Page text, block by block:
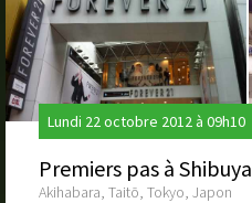
Lundi 22 octobre 2012 à 09h10
Premiers pas à Shibuya
Akihabara, Taitō, Tokyo, Japon